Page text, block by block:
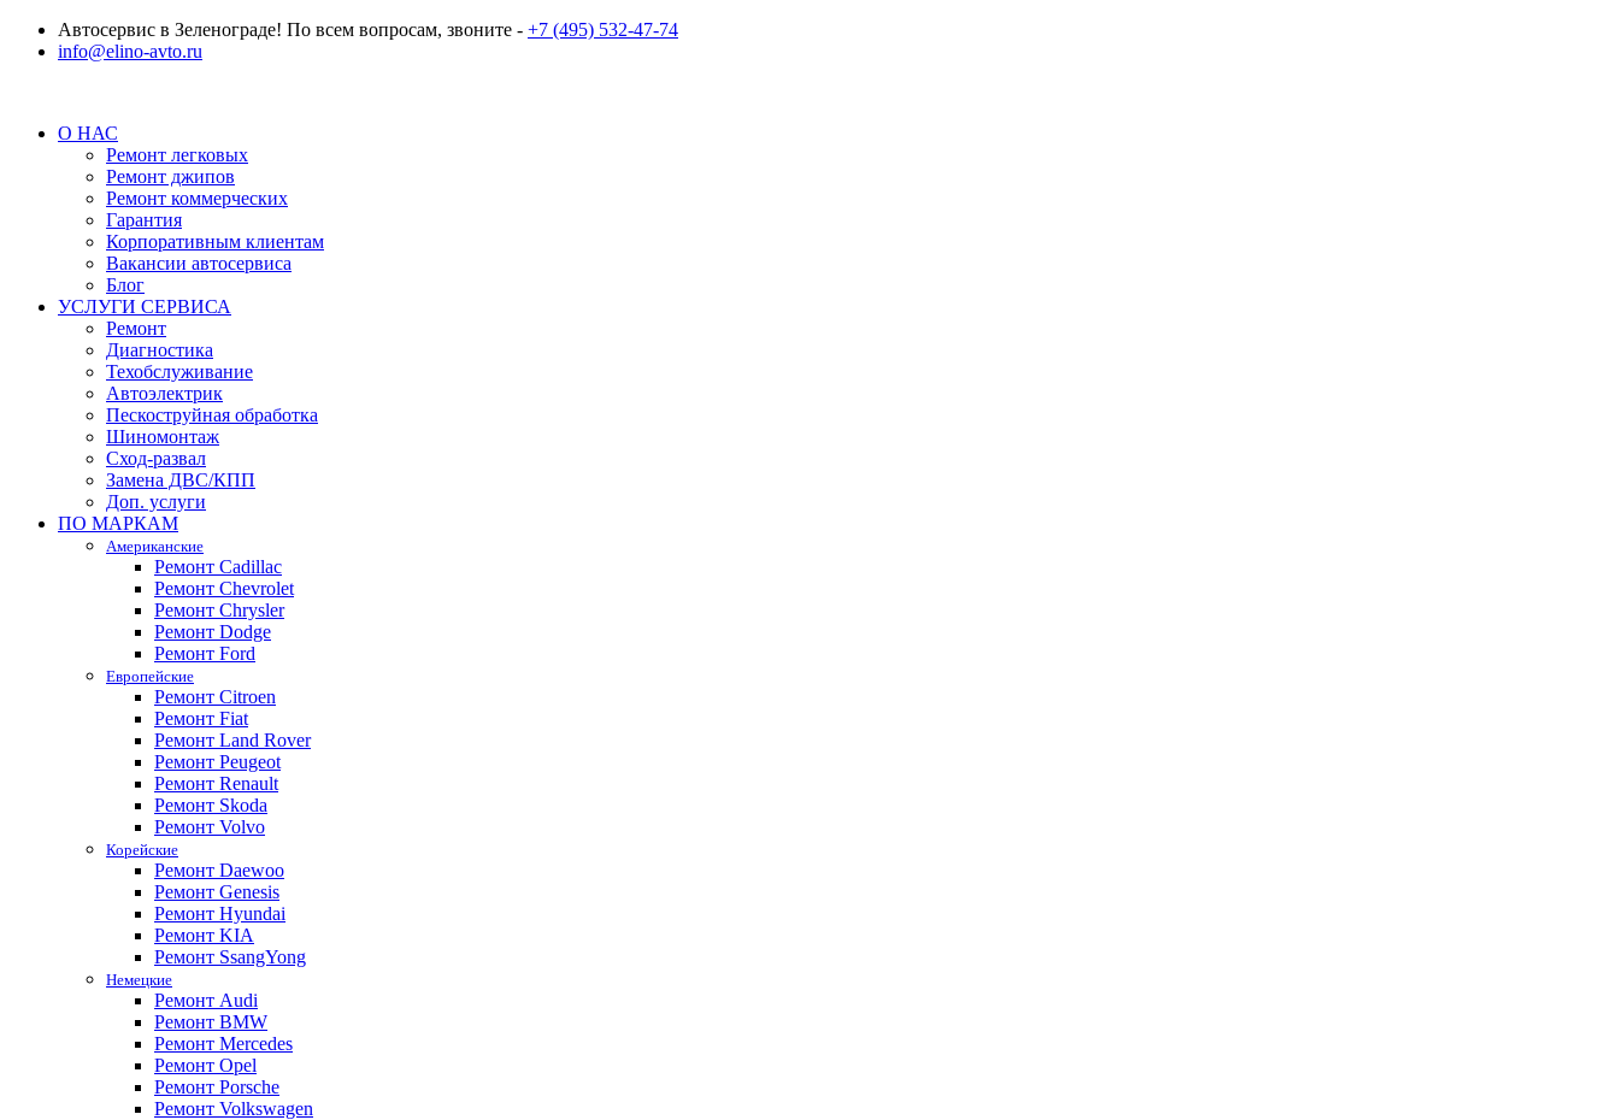
Автосервис в Зеленограде! По всем вопросам, звоните - +7 (495) 532-47-74
info@elino-avto.ru
О НАС
Ремонт легковых
Ремонт джипов
Ремонт коммерческих
Гарантия
Корпоративным клиентам
Вакансии автосервиса
Блог
УСЛУГИ СЕРВИСА
Ремонт
Диагностика
Техобслуживание
Автоэлектрик
Пескоструйная обработка
Шиномонтаж
Сход-развал
Замена ДВС/КПП
Доп. услуги
ПО МАРКАМ
Американские
Ремонт Cadillac
Ремонт Chevrolet
Ремонт Chrysler
Ремонт Dodge
Ремонт Ford
Европейские
Ремонт Citroen
Ремонт Fiat
Ремонт Land Rover
Ремонт Peugeot
Ремонт Renault
Ремонт Skoda
Ремонт Volvo
Корейские
Ремонт Daewoo
Ремонт Genesis
Ремонт Hyundai
Ремонт KIA
Ремонт SsangYong
Немецкие
Ремонт Audi
Ремонт BMW
Ремонт Mercedes
Ремонт Opel
Ремонт Porsche
Ремонт Volkswagen